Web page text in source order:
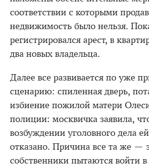
соответствии с которыми
недвижимость было нельзя.
регистрировался арест, в
два новых владельца.
Далее все развивается по уже
сценарию: спиленная дверь,
избиение пожилой матери
полиции: москвичка заявила,
возбуждении уголовного дела
отказано. Причина все та же —
собственники пытаются войти